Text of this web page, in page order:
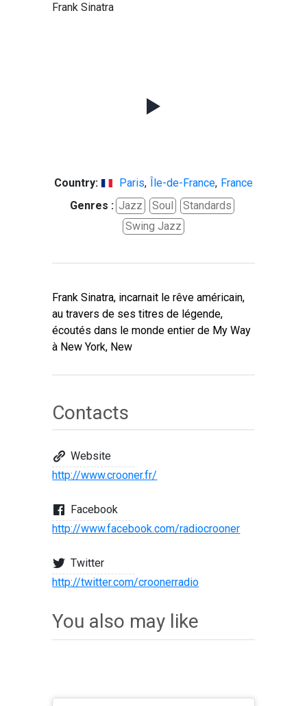
Frank Sinatra
Country: Paris, Île-de-France, France
Genres : Jazz Soul
Standards
Swing Jazz
Frank Sinatra, incarnait le rêve américain,
au travers de ses titres de légende,
écoutés dans le monde entier de My Way
à New York, New
Contacts
Website
http://www.crooner.fr/
Facebook
http://www.facebook.com/radiocrooner
Twitter
http://twitter.com/croonerradio
You also may like